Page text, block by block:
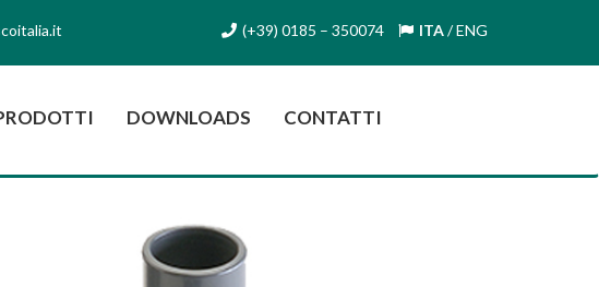
(+39) 0185 – 350074 ITA/ENG
DOWNLOADS CONTATTI